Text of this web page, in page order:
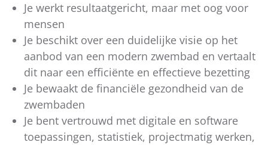
Je werkt resultaatgericht, maar met oog voor
mensen
Je beschikt over een duidelijke visie op het
aanbod van een modern zwembad en vertaalt
dit naar een efficiënte en effectieve bezetting
Je bewaakt de financiële gezondheid van de
zwembaden
Je bent vertrouwd met digitale en software
toepassingen, statistiek, projectmatig werken,